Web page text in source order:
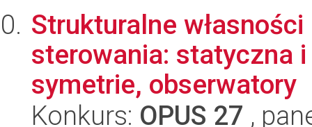
Strukturalne
sterowania: statyczna
symetrie, obserwatory
Konkurs: OPUS 27 ,